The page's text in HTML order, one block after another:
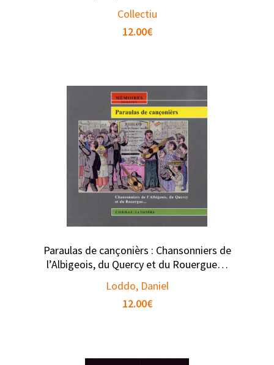
Collectiu
12.00€
Paraulas de cançonièrs : Chansonniers de
l’Albigeois, du Quercy et du Rouergue…
Loddo, Daniel
12.00€